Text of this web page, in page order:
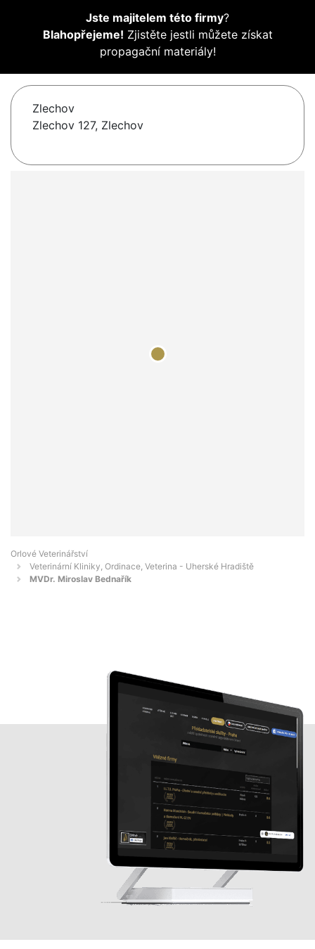
Jste majitelem této firmy?
Blahopřejeme! Zjistěte jestli můžete získat
propagační materiály!
Zlechov
Zlechov 127, Zlechov
Orlové Veterinářství
Veterinární Kliniky, Ordinace, Veterina - Uherské Hradiště
MVDr. Miroslav Bednařík